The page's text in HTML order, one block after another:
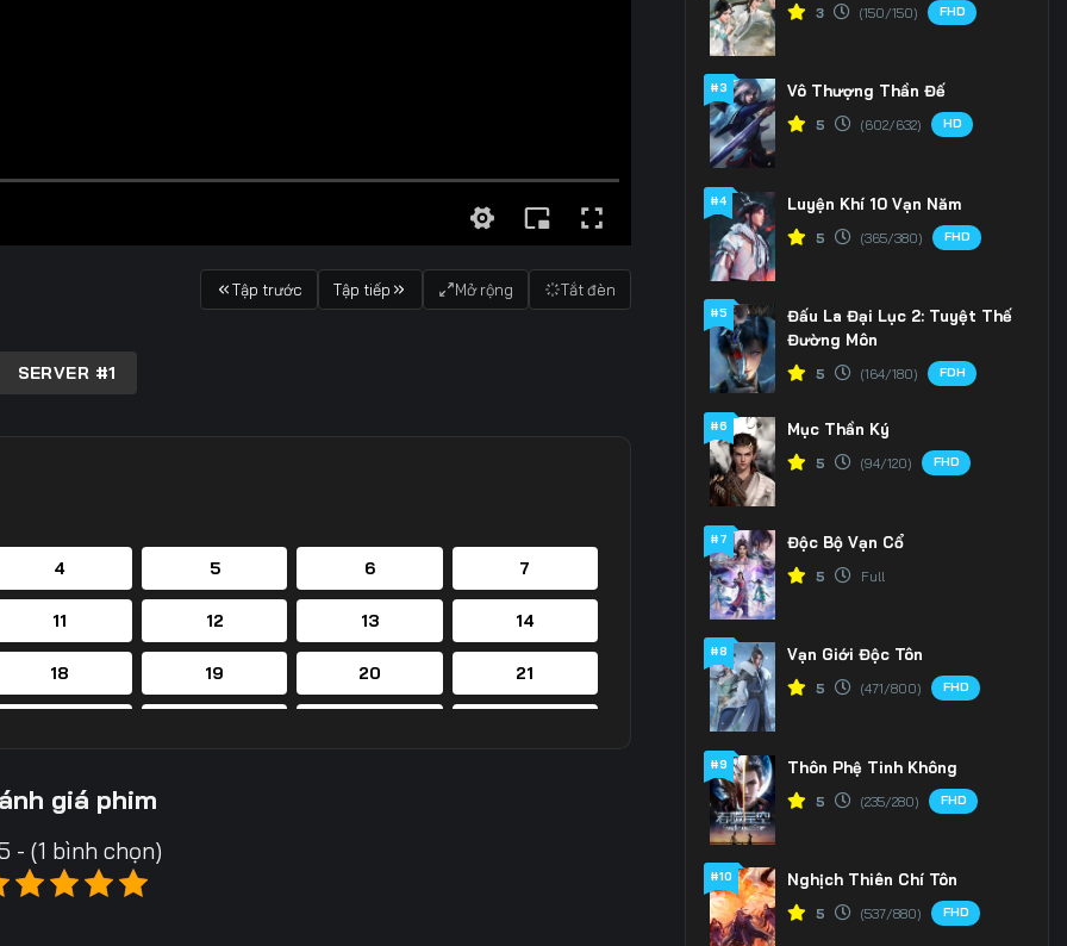
Tập trước Tập tiếp Mở rộng Tắt đèn
SERVER #1
4 5 6 7
11 12 13 14
18 19 20 21
46
giá phim
- (1 bình chọn)
3 (150/150) FHD
#3 Vô Thượng Thần Đế
5 (602/632) HD
#4 Luyện Khí 10 Vạn Năm
5 (365/380) FHD
#5
Đấu La Đại Lục 2: Tuyệt Thế
Đường Môn
5 (164/180) FDH
#6 Mục Thần Ký
5 (94/120) FHD
#7 Độc Bộ Vạn Cổ
5 Full
#8 Vạn Giới Độc Tôn
5 (471/800) FHD
#9 Thôn Phệ Tinh Không
5 (235/280) FHD
#10 Nghịch Thiên Chí Tôn
5 (537/880) FHD